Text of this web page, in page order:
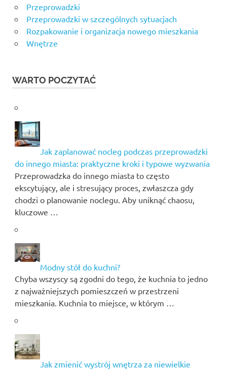
Przeprowadzki
Przeprowadzki w szczególnych sytuacjach
Rozpakowanie i organizacja nowego mieszkania
Wnętrze
WARTO POCZYTAĆ
Jak zaplanować nocleg podczas przeprowadzki
do innego miasta: praktyczne kroki i typowe wyzwania
Przeprowadzka do innego miasta to często
ekscytujący, ale i stresujący proces, zwłaszcza gdy
chodzi o planowanie noclegu. Aby uniknąć chaosu,
kluczowe …
Modny stół do kuchni?
Chyba wszyscy są zgodni do tego, że kuchnia to jedno
z najważniejszych pomieszczeń w przestrzeni
mieszkania. Kuchnia to miejsce, w którym …
Jak zmienić wystrój wnętrza za niewielkie